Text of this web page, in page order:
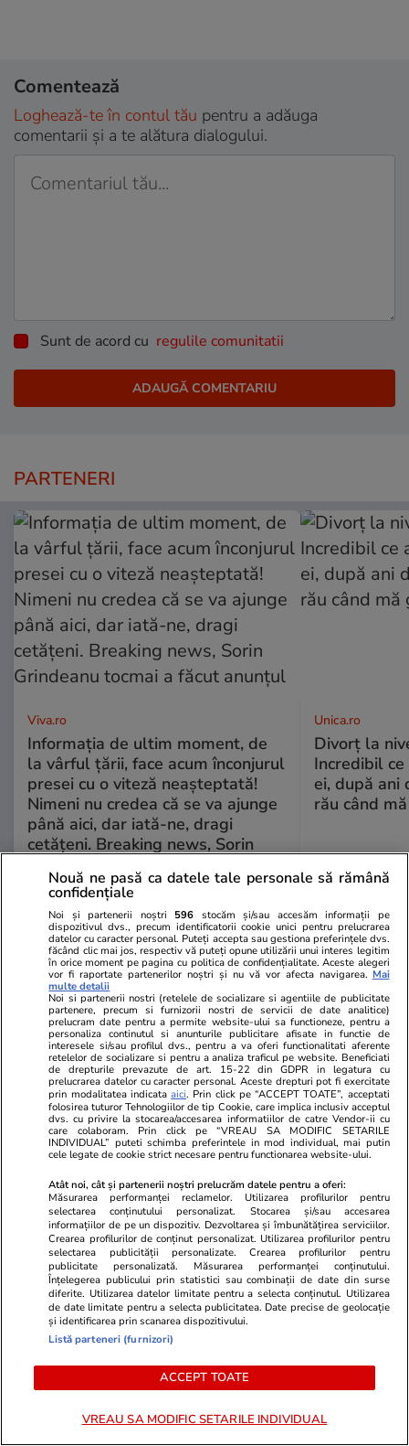
Comentează
Loghează-te în contul tău pentru a adăuga
comentarii și a te alătura dialogului.
Sunt de acord cu regulile comunitatii
PARTENERI
Viva.ro
Informația de ultim moment, de
la vârful țării, face acum înconjurul
presei cu o viteză neașteptată!
Nimeni nu credea că se va ajunge
până aici, dar iată-ne, dragi
cetățeni. Breaking news, Sorin
Unica.ro
Divorț la
Incredibil
ei, după ani
rău când
GSP
Fosta gimnastă a încins
Instagramul din Vietnam. Apariția
provocatoare care a atras toate
privirile
Ce se
Locul unde
șters din
de ani, cu
PARTENERI
Nouă ne pasă ca datele tale personale să rămână
confidențiale
Noi și partenerii noștri 596 stocăm și/sau accesăm informații pe
dispozitivul dvs., precum identificatorii cookie unici pentru prelucrarea
datelor cu caracter personal. Puteți accepta sau gestiona preferințele dvs.
făcând clic mai jos, respectiv vă puteți opune utilizării unui interes legitim
în orice moment pe pagina cu politica de confidențialitate. Aceste alegeri
vor fi raportate partenerilor noștri și nu vă vor afecta navigarea. Mai
multe detalii
Noi si partenerii nostri (retelele de socializare si agentiile de publicitate
partenere, precum si furnizorii nostri de servicii de date analitice)
prelucram date pentru a permite website-ului sa functioneze, pentru a
personaliza continutul si anunturile publicitare afisate in functie de
interesele si/sau profilul dvs., pentru a va oferi functionalitati aferente
retelelor de socializare si pentru a analiza traficul pe website. Beneficiati
de drepturile prevazute de art. 15-22 din GDPR in legatura cu
prelucrarea datelor cu caracter personal. Aceste drepturi pot fi exercitate
prin modalitatea indicataaici. Prin click pe “ACCEPT TOATE”, acceptati
folosirea tuturor Tehnologiilor de tip Cookie, care implica inclusiv acceptul
dvs. cu privire la stocarea/accesarea informatiilor de catre Vendor-ii cu
care colaboram. Prin click pe “VREAU SA MODIFIC SETARILE
INDIVIDUAL” puteti schimba preferintele in mod individual, mai putin
cele legate de cookie strict necesare pentru functionarea website-ului.
Atât noi, cât și partenerii noștri prelucrăm datele pentru a oferi:
Măsurarea performanței reclamelor. Utilizarea profilurilor pentru
selectarea conținutului personalizat. Stocarea și/sau accesarea
informațiilor de pe un dispozitiv. Dezvoltarea și îmbunătățirea serviciilor.
Crearea profilurilor de conținut personalizat. Utilizarea profilurilor pentru
selectarea publicității personalizate. Crearea profilurilor pentru
publicitate personalizată. Măsurarea performanței conținutului.
Înțelegerea publicului prin statistici sau combinații de date din surse
diferite. Utilizarea datelor limitate pentru a selecta conținutul. Utilizarea
de date limitate pentru a selecta publicitatea. Date precise de geolocație
și identificarea prin scanarea dispozitivului.
Listă parteneri (furnizori)
ACCEPT TOATE
VREAU SA MODIFIC SETARILE INDIVIDUAL